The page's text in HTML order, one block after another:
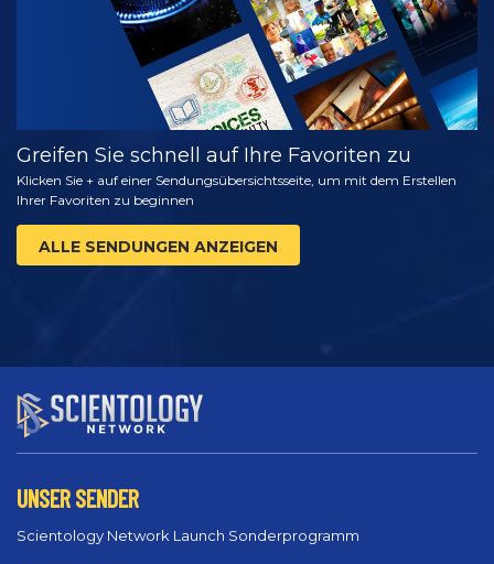
Greifen Sie schnell auf Ihre Favoriten zu
Klicken Sie + auf einer Sendungsübersichtsseite, um mit dem Erstellen
Ihrer Favoriten zu beginnen
ALLE SENDUNGEN ANZEIGEN
UNSER SENDER
Scientology Network Launch Sonderprogramm